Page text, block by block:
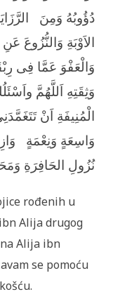
دُؤُوبُهُ وَمِنَ
الاَوْبَةِ وَالنُّزُوعَ عَنِ
وَالْعَفْوَ عَمَّا فِى
وَثِقَتِهِ اَللَّهُمَّ
الْمُنِيفَةِ اَنْ
وَاسِعَةٍ وَنِعْمَةٍ
نُزُولِ الحَافِرَةِ
rođenih u
Alija drugog
Alija ibn
se pomoću